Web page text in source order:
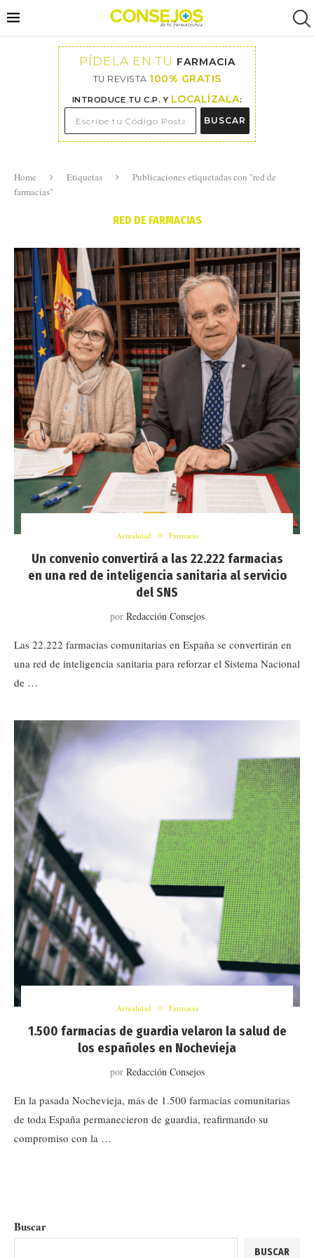
PÍDELA EN TU FARMACIA
TU REVISTA 100% GRATIS
INTRODUCE TU C.P. Y LOCALÍZALA:
BUSCAR
Home Etiquetas
Publicaciones etiquetadas con "red de
farmacias"
RED DE FARMACIAS
Actualidad Farmacia
Un convenio convertirá a las 22.222 farmacias
en una red de inteligencia sanitaria al servicio
del SNS
por Redacción Consejos
Las 22.222 farmacias comunitarias en España se convertirán en
una red de inteligencia sanitaria para reforzar el Sistema Nacional
de …
Actualidad Farmacia
1.500 farmacias de guardia velaron la salud de
los españoles en Nochevieja
por Redacción Consejos
En la pasada Nochevieja, más de 1.500 farmacias comunitarias
de toda España permanecieron de guardia, reafirmando su
compromiso con la …
Buscar
BUSCAR